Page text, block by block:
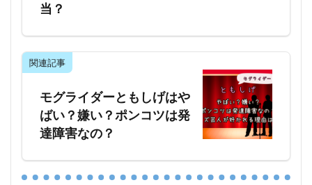
当？
関連記事
モグライダーともしげはや
ばい？嫌い？ポンコツは発
達障害なの？